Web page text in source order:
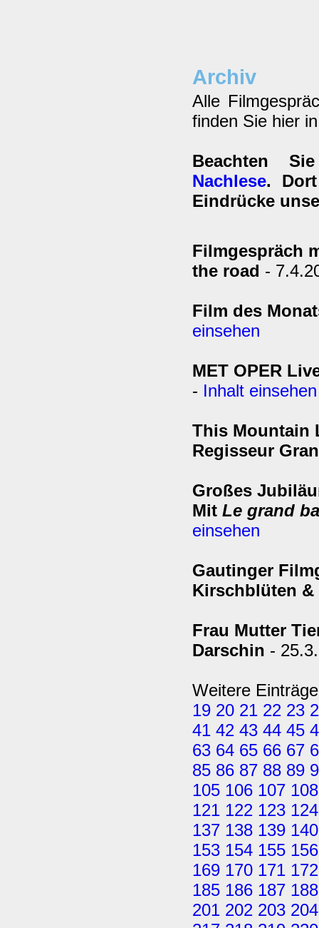
Archiv
Alle
finden Sie hier
Beachten
Nachlese.
Eindrücke
Filmgespräch
the road -
Film des
einsehen
MET OPER
- Inhalt einsehen
This Mountain
Regisseur
Großes
Mit Le grand
einsehen
Gautinger
Kirschblüten &
Frau Mutter
Darschin -
Weitere
19 20 21 22 23
41 42 43 44 45
63 64 65 66 67
85 86 87 88 89
105 106 107 108
121 122 123 124
137 138 139 140
153 154 155 156
169 170 171 172
185 186 187 188
201 202 203 204